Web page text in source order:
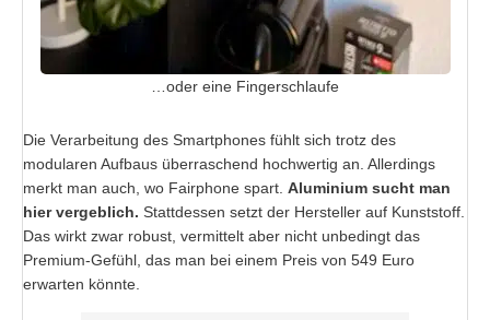
…oder eine Fingerschlaufe
Die Verarbeitung des Smartphones fühlt sich trotz des
modularen Aufbaus überraschend hochwertig an. Allerdings
merkt man auch, wo Fairphone spart. Aluminium sucht man
hier vergeblich. Stattdessen setzt der Hersteller auf Kunststoff.
Das wirkt zwar robust, vermittelt aber nicht unbedingt das
Premium-Gefühl, das man bei einem Preis von 549 Euro
erwarten könnte.